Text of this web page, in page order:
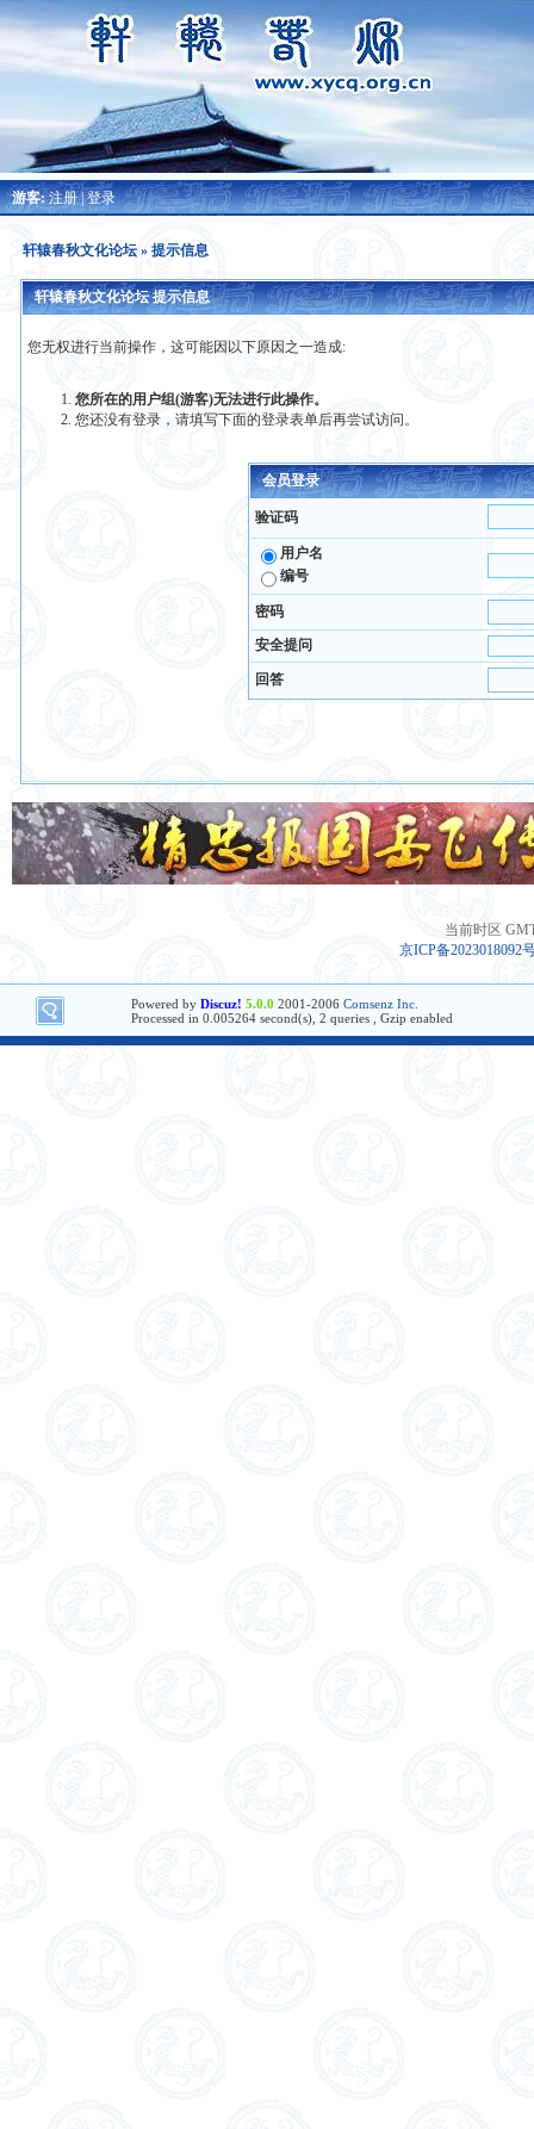
游客:注册|登录
轩辕春秋文化论坛» 提示信息
轩辕春秋文化论坛 提示信息
您无权进行当前操作，这可能因以下原因之一造成:
您所在的用户组(游客)无法进行此操作。
您还没有登录，请填写下面的登录表单后再尝试访问。
会员登录
验证码
用户名
编号
密码
安全提问
回答
当前时区
京ICP备2023018092
Powered by Discuz! 5.0.0 2001-2006 Comsenz Inc.
Processed in 0.005264 second(s), 2 queries , Gzip enabled